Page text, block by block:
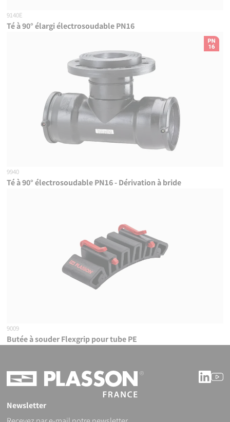
9140E
Té à 90° élargi électrosoudable PN16
9940
Té à 90° électrosoudable PN16 - Dérivation à bride
9009
Butée à souder Flexgrip pour tube PE
Newsletter